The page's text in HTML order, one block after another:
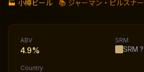
🏭 小樽ビール 📚 ジャーマン・ピルスナー
ABV
4.9%
SRM
SRM ?
Country